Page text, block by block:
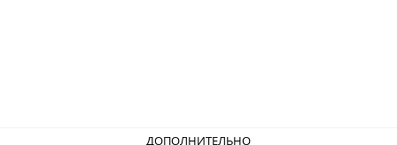
ДОПОЛНИТЕЛЬНО